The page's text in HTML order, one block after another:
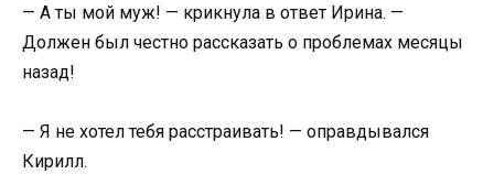
— А ты мой муж! — крикнула в ответ Ирина. —
Должен был честно рассказать о проблемах месяцы
назад!
— Я не хотел тебя расстраивать! — оправдывался
Кирилл.